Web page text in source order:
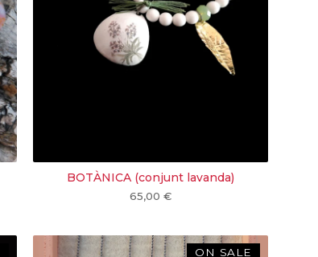
BOTÀNICA (conjunt lavanda)
65,00€
ON SALE